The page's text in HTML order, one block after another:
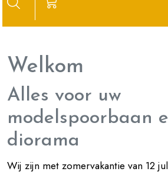
Welkom
Alles voor uw
modelspoorbaan
diorama
Wij zijn met zomervakantie van 12